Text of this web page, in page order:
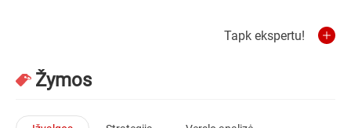
Tapk ekspertu!
Žymos